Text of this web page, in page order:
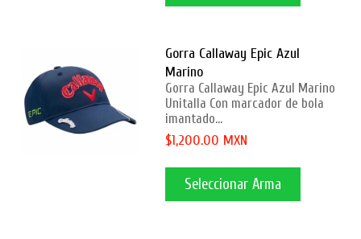
Gorra Callaway Epic Azul
Marino
Gorra Callaway Epic Azul Marino
Unitalla Con marcador de bola
imantado...
$1,200.00 MXN
Seleccionar Arma